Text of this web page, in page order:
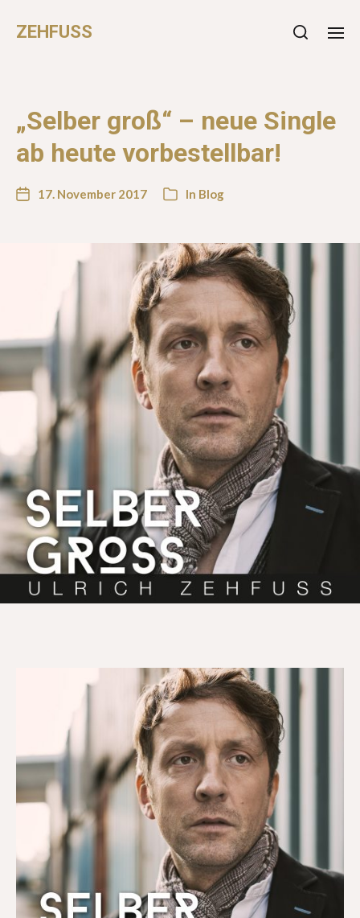
ZEHFUSS
„Selber groß“ – neue Single
ab heute vorbestellbar!
17. November 2017 In Blog